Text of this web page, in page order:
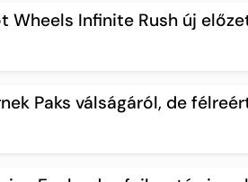
Infinite Rush új
Paks válságáról, de